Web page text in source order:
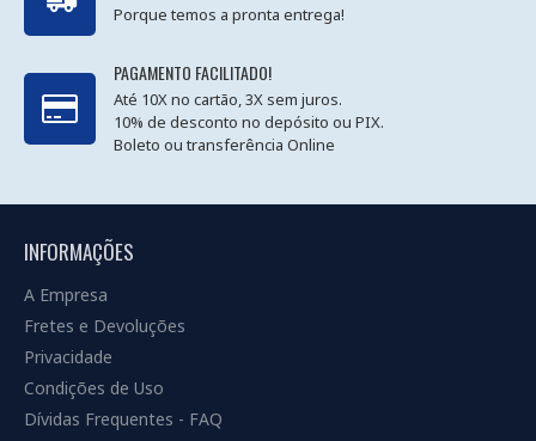
Porque temos a pronta entrega!
PAGAMENTO FACILITADO!
Até 10X no cartão, 3X sem juros.
10% de desconto no depósito ou PIX.
Boleto ou transferência Online
INFORMAÇÕES
A Empresa
Fretes e Devoluções
Privacidade
Condições de Uso
Dívidas Frequentes - FAQ